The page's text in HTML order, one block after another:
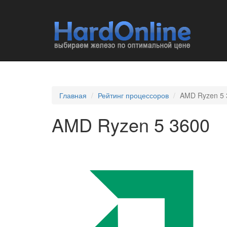
Главная Рейтинг процессоров AMD Ryzen 5
AMD Ryzen 5 3600